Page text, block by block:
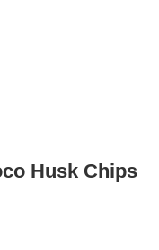
Husk Chips